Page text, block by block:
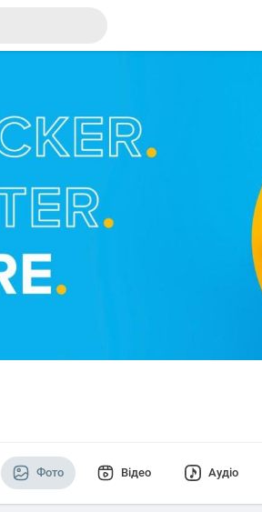
Фото Відео Аудіо